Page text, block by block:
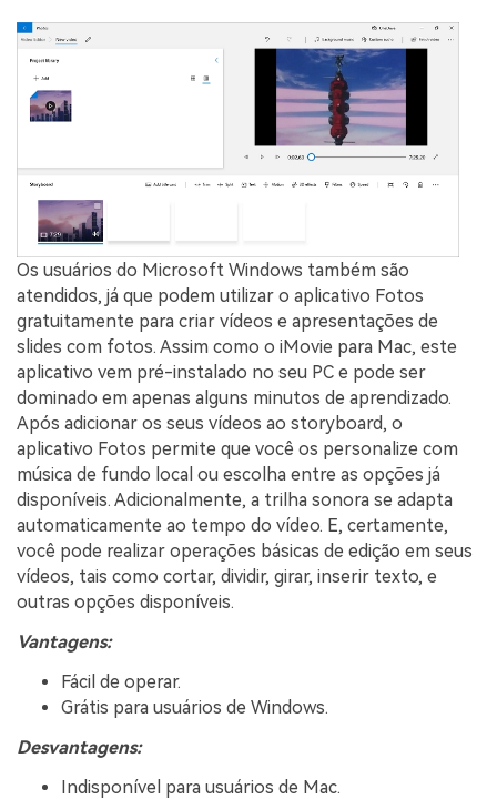
Os usuários do Microsoft Windows também são
atendidos, já que podem utilizar o aplicativo Fotos
gratuitamente para criar vídeos e apresentações de
slides com fotos. Assim como o iMovie para Mac, este
aplicativo vem pré-instalado no seu PC e pode ser
dominado em apenas alguns minutos de aprendizado.
Após adicionar os seus vídeos ao storyboard, o
aplicativo Fotos permite que você os personalize com
música de fundo local ou escolha entre as opções já
disponíveis. Adicionalmente, a trilha sonora se adapta
automaticamente ao tempo do vídeo. E, certamente,
você pode realizar operações básicas de edição em seus
vídeos, tais como cortar, dividir, girar, inserir texto, e
outras opções disponíveis.
Vantagens:
Fácil de operar.
Grátis para usuários de Windows.
Desvantagens:
Indisponível para usuários de Mac.